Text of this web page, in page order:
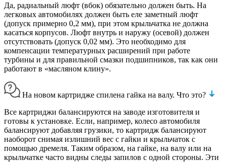
Да, радиальный люфт (вбок) обязательно должен быть. На
легковых автомобилях должен быть еле заметный люфт
(допуск примерно 0,2 мм), при этом крыльчатка не должна
касаться корпусов. Люфт внутрь и наружу (осевой) должен
отсутствовать (допуск 0,02 мм). Это необходимо для
компенсации температурных расширений при работе
турбины и для правильной смазки подшипников, так как они
работают в «масляном клину».
На новом картридже спилена гайка на валу. Что это?
Все картриджи балансируются на заводе изготовителя и
готовы к установке. Если, например, колесо автомобиля
балансируют добавляя грузики, то картридж балансируют
наоборот снимая излишний вес с гайки и крыльчаток с
помощью дремеля. Таким образом, на гайке, на валу или на
крыльчатке часто видны следы запилов с одной стороны. Эти